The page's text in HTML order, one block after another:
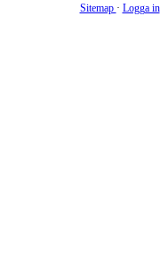
Sitemap · Logga in